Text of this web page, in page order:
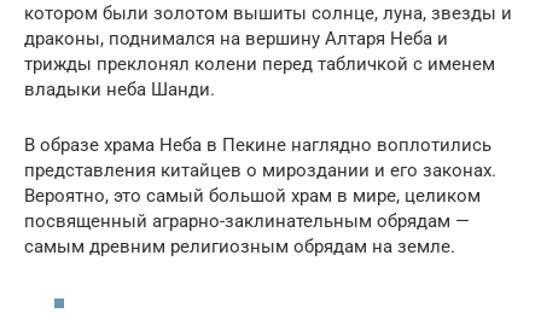
котором были золотом вышиты солнце, луна, звезды и
драконы, поднимался на вершину Алтаря Неба и
трижды преклонял колени перед табличкой с именем
владыки неба Шанди.
В образе храма Неба в Пекине наглядно воплотились
представления китайцев о мироздании и его законах.
Вероятно, это самый большой храм в мире, целиком
посвященный аграрно-заклинательным обрядам —
самым древним религиозным обрядам на земле.